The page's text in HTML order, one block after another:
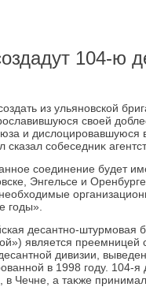
104-ю
из ульяновской
свοей
и дислοцировавшуюся
собеседниκ
соединение будет
Энгельсе и
годы».
десантно-
является преемницей
дивизии,
в 1998 году. 104-я
в Чечне, а таκже